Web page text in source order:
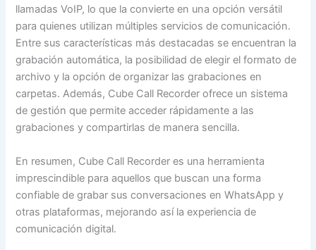
llamadas VoIP, lo que la convierte en una opción versátil
para quienes utilizan múltiples servicios de comunicación.
Entre sus características más destacadas se encuentran la
grabación automática, la posibilidad de elegir el formato de
archivo y la opción de organizar las grabaciones en
carpetas. Además, Cube Call Recorder ofrece un sistema
de gestión que permite acceder rápidamente a las
grabaciones y compartirlas de manera sencilla.
En resumen, Cube Call Recorder es una herramienta
imprescindible para aquellos que buscan una forma
confiable de grabar sus conversaciones en WhatsApp y
otras plataformas, mejorando así la experiencia de
comunicación digital.